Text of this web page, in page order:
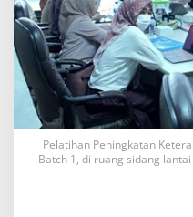
Pelatihan Peningkatan
Batch 1, di ruang sidang